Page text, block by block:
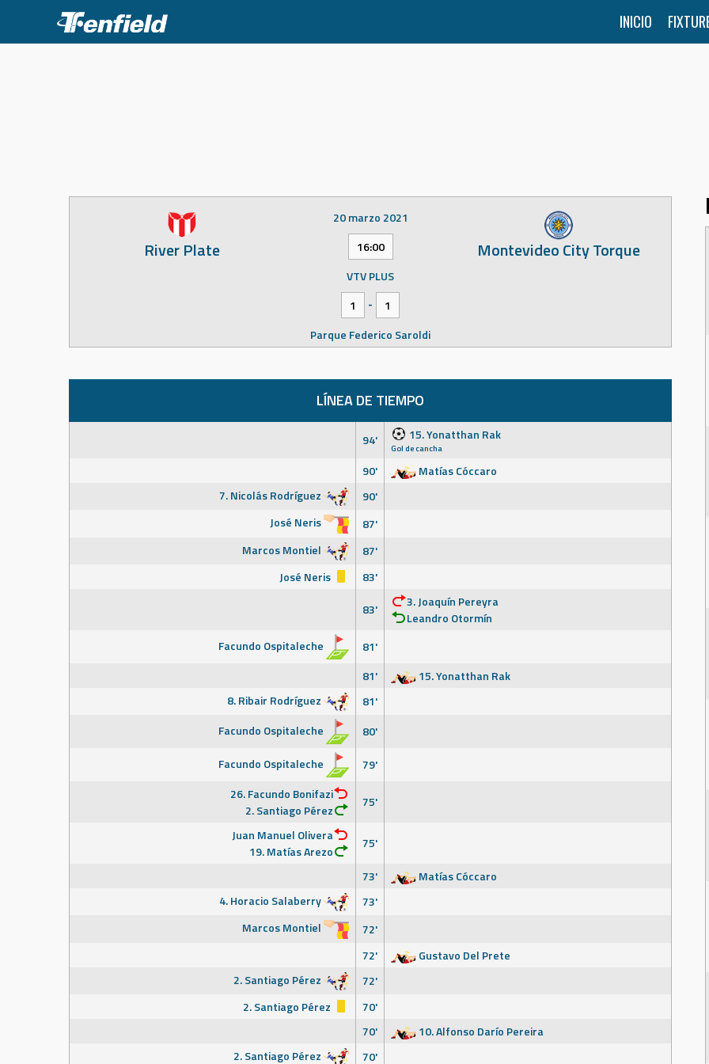
content
INICIO
River Plate Montevideo City Torque
20 marzo 2021
16:00
VTV PLUS
1
-
1
Parque Federico Saroldi
LÍNEA DE TIEMPO
94' 15. Yonatthan Rak
Gol de cancha
90'
Matías Cóccaro
7. Nicolás Rodríguez
90'
José Neris
87'
Marcos Montiel
87'
José Neris
83'
83'
3. Joaquín Pereyra
Leandro Otormín
Facundo Ospitaleche
81'
81'
15. Yonatthan Rak
8. Ribair Rodríguez
81'
Facundo Ospitaleche
80'
Facundo Ospitaleche
79'
26. Facundo Bonifazi
2. Santiago Pérez
75'
Juan Manuel Olivera
19. Matías Arezo
75'
73'
Matías Cóccaro
4. Horacio Salaberry
73'
Marcos Montiel
72'
72'
Gustavo Del Prete
2. Santiago Pérez
72'
2. Santiago Pérez
70'
70'
10. Alfonso Darío Pereira
2. Santiago Pérez
70'